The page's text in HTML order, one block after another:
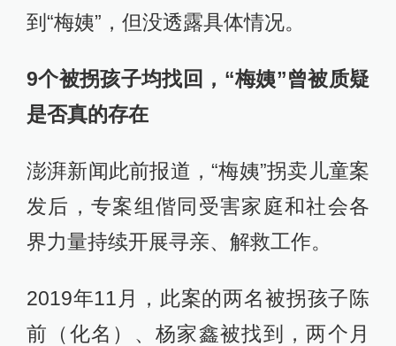
到“梅姨”，但没透露具体情况。
9个被拐孩子均找回，“梅姨”曾被质疑
是否真的存在
澎湃新闻此前报道，“梅姨”拐卖儿童案
发后，专案组偕同受害家庭和社会各
界力量持续开展寻亲、解救工作。
2019年11月，此案的两名被拐孩子陈
前（化名）、杨家鑫被找到，两个月